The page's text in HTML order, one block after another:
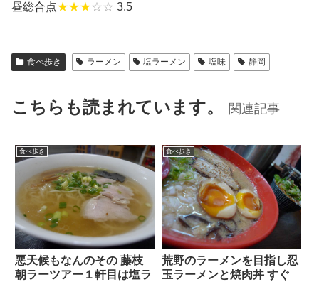
昼総合点★★★☆☆ 3.5
食べ歩き ラーメン 塩ラーメン 塩味 静岡
こちらも読まれています。 関連記事
食べ歩き
悪天候もなんのその 藤枝
朝ラーツアー１軒目は塩ラ
食べ歩き
荒野のラーメンを目指し忍
玉ラーメンと焼肉丼 すぐ